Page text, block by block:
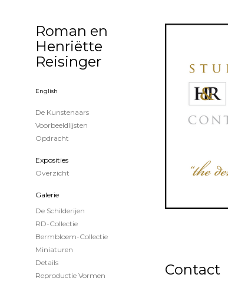
Contact
Roman en
Henriëtte
Reisinger
English
De Kunstenaars
Voorbeeldlijsten
Opdracht
Exposities
Overzicht
Galerie
De Schilderijen
RD-Collectie
Bermbloem-Collectie
Miniaturen
Details
Reproductie Vormen